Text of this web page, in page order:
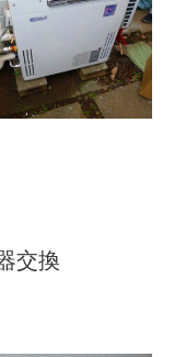
交換